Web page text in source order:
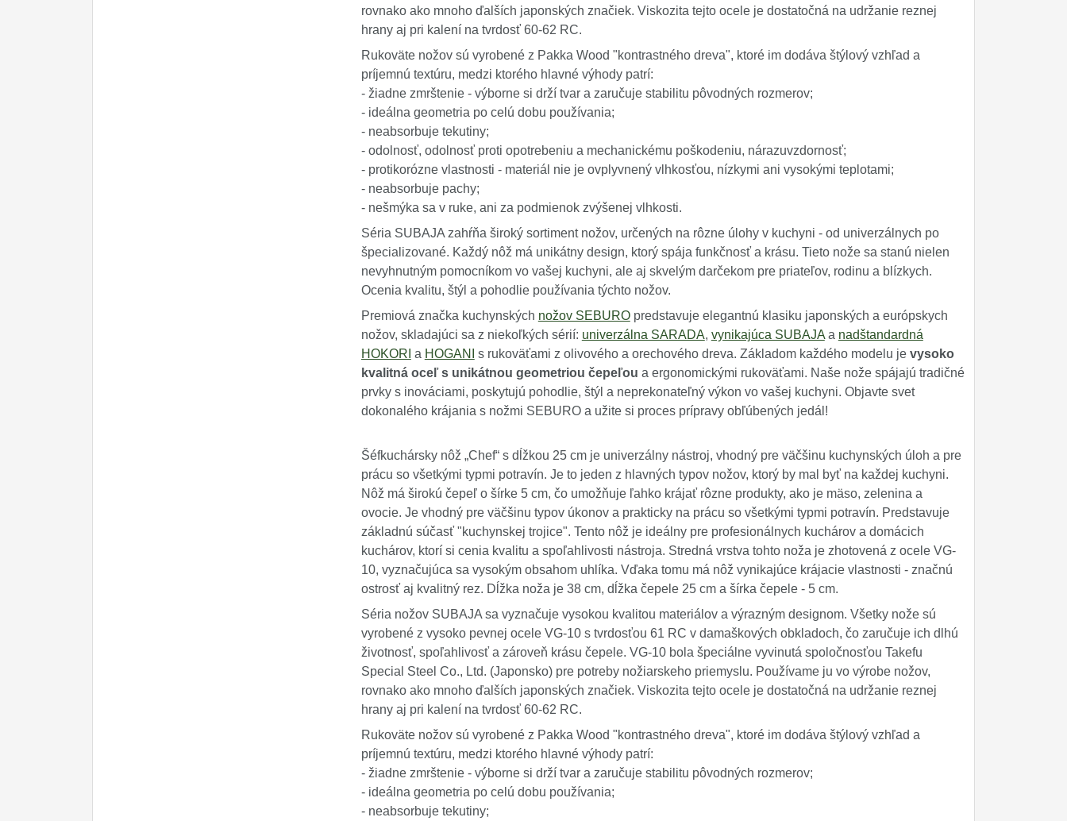
rovnako ako mnoho ďalších japonských značiek. Viskozita tejto ocele je dostatočná na udržanie reznej
hrany aj pri kalení na tvrdosť 60-62 RC.
Rukoväte nožov sú vyrobené z Pakka Wood "kontrastného dreva", ktoré im dodáva štýlový vzhľad a
príjemnú textúru, medzi ktorého hlavné výhody patrí:
- žiadne zmrštenie - výborne si drží tvar a zaručuje stabilitu pôvodných rozmerov;
- ideálna geometria po celú dobu používania;
- neabsorbuje tekutiny;
- odolnosť, odolnosť proti opotrebeniu a mechanickému poškodeniu, nárazuvzdornosť;
- protikorózne vlastnosti - materiál nie je ovplyvnený vlhkosťou, nízkymi ani vysokými teplotami;
- neabsorbuje pachy;
- nešmýka sa v ruke, ani za podmienok zvýšenej vlhkosti.
Séria SUBAJA zahŕňa široký sortiment nožov, určených na rôzne úlohy v kuchyni - od univerzálnych po
špecializované. Každý nôž má unikátny design, ktorý spája funkčnosť a krásu. Tieto nože sa stanú nielen
nevyhnutným pomocníkom vo vašej kuchyni, ale aj skvelým darčekom pre priateľov, rodinu a blízkych.
Ocenia kvalitu, štýl a pohodlie používania týchto nožov.
Premiová značka kuchynských nožov SEBUROpredstavuje elegantnú klasiku japonských a európskych
nožov, skladajúci sa z niekoľkých sérií: univerzálna SARADA, vynikajúca SUBAJAa nadštandardná
HOKORI a HOGANI s rukoväťami z olivového a orechového dreva. Základom každého modelu je vysoko
kvalitná oceľ s unikátnou geometriou čepeľou a ergonomickými rukoväťami. Naše nože spájajú tradičné
prvky s inováciami, poskytujú pohodlie, štýl a neprekonateľný výkon vo vašej kuchyni. Objavte svet
dokonalého krájania s nožmi SEBURO a užite si proces prípravy obľúbených jedál!
Šéfkuchársky nôž „Chef“ s dĺžkou 25 cm je univerzálny nástroj, vhodný pre väčšinu kuchynských úloh a pre
prácu so všetkými typmi potravín. Je to jeden z hlavných typov nožov, ktorý by mal byť na každej kuchyni.
Nôž má širokú čepeľ o šírke 5 cm, čo umožňuje ľahko krájať rôzne produkty, ako je mäso, zelenina a
ovocie. Je vhodný pre väčšinu typov úkonov a prakticky na prácu so všetkými typmi potravín. Predstavuje
základnú súčasť "kuchynskej trojice". Tento nôž je ideálny pre profesionálnych kuchárov a domácich
kuchárov, ktorí si cenia kvalitu a spoľahlivosti nástroja. Stredná vrstva tohto noža je zhotovená z ocele VG-
10, vyznačujúca sa vysokým obsahom uhlíka. Vďaka tomu má nôž vynikajúce krájacie vlastnosti - značnú
ostrosť aj kvalitný rez. Dĺžka noža je 38 cm, dĺžka čepele 25 cm a šírka čepele - 5 cm.
Séria nožov SUBAJA sa vyznačuje vysokou kvalitou materiálov a výrazným designom. Všetky nože sú
vyrobené z vysoko pevnej ocele VG-10 s tvrdosťou 61 RC v damaškových obkladoch, čo zaručuje ich dlhú
životnosť, spoľahlivosť a zároveň krásu čepele. VG-10 bola špeciálne vyvinutá spoločnosťou Takefu
Special Steel Co., Ltd. (Japonsko) pre potreby nožiarskeho priemyslu. Používame ju vo výrobe nožov,
rovnako ako mnoho ďalších japonských značiek. Viskozita tejto ocele je dostatočná na udržanie reznej
hrany aj pri kalení na tvrdosť 60-62 RC.
Rukoväte nožov sú vyrobené z Pakka Wood "kontrastného dreva", ktoré im dodáva štýlový vzhľad a
príjemnú textúru, medzi ktorého hlavné výhody patrí:
- žiadne zmrštenie - výborne si drží tvar a zaručuje stabilitu pôvodných rozmerov;
- ideálna geometria po celú dobu používania;
- neabsorbuje tekutiny;